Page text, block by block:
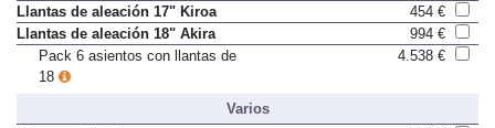
Llantas de aleación 17" Kiroa
454 €
Llantas de aleación 18" Akira
994 €
Pack 6 asientos con llantas de
18
4.538 €
Varios